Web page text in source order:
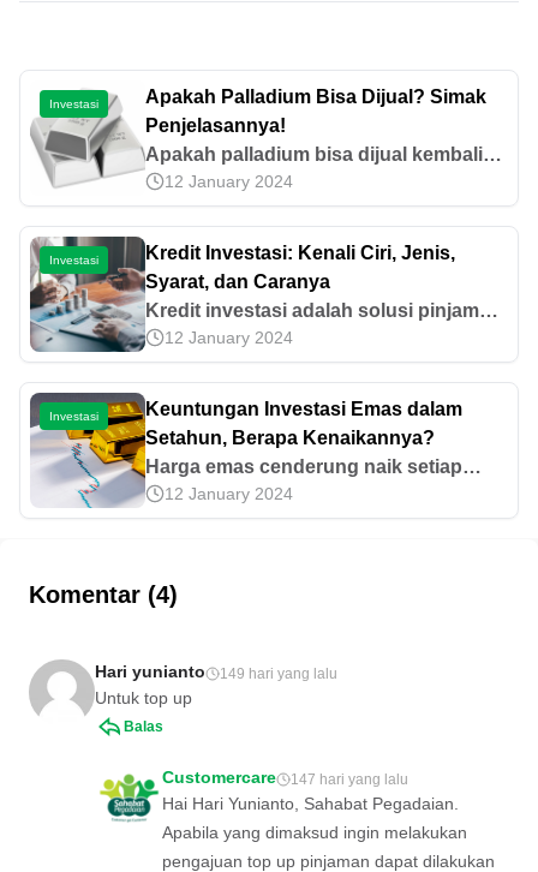
Investasi
Apakah Palladium Bisa Dijual? Simak
Penjelasannya!
Apakah palladium bisa dijual kembali
dengan mudah saat membutuhkan
dana? Simak penjelasan seputar
potensi investasi palladium pada artikel
ini!
12 January 2024
Investasi
Kredit Investasi: Kenali Ciri, Jenis,
Syarat, dan Caranya
Kredit investasi adalah solusi pinjaman
jangka panjang untuk pengembangan
bisnis. Ketahui suku bunga, ciri, dan
contoh penggunaannya di sini.
12 January 2024
Investasi
Keuntungan Investasi Emas dalam
Setahun, Berapa Kenaikannya?
Harga emas cenderung naik setiap
tahunnya. Lantas, seberapa besar
kenaikannya? Yuk, cari tahu
setahun di sini!
12 January 2024
Komentar (4)
Hari yunianto 149 hari yang lalu
Untuk top up
Balas
Customercare 147 hari yang lalu
Hai Hari Yunianto, Sahabat Pegadaian.
Apabila yang dimaksud ingin melakukan
pengajuan top up pinjaman dapat dilakukan